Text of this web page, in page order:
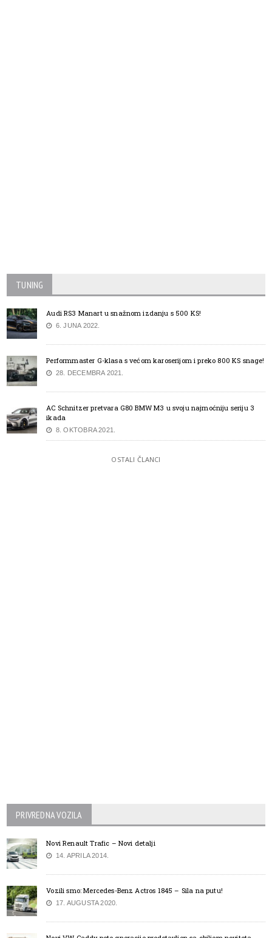
TUNING
Audi RS3 Manart u snažnom izdanju s 500 KS!
6. JUNA 2022.
Performmaster G-klasa s većom karoserijom i preko 800 KS snage!
28. DECEMBRA 2021.
AC Schnitzer pretvara G80 BMW M3 u svoju najmoćniju seriju 3
ikada
8. OKTOBRA 2021.
OSTALI ČLANCI
PRIVREDNA VOZILA
Novi Renault Trafic – Novi detalji
14. APRILA 2014.
Vozili smo: Mercedes-Benz Actros 1845 – Sila na putu!
17. AUGUSTA 2020.